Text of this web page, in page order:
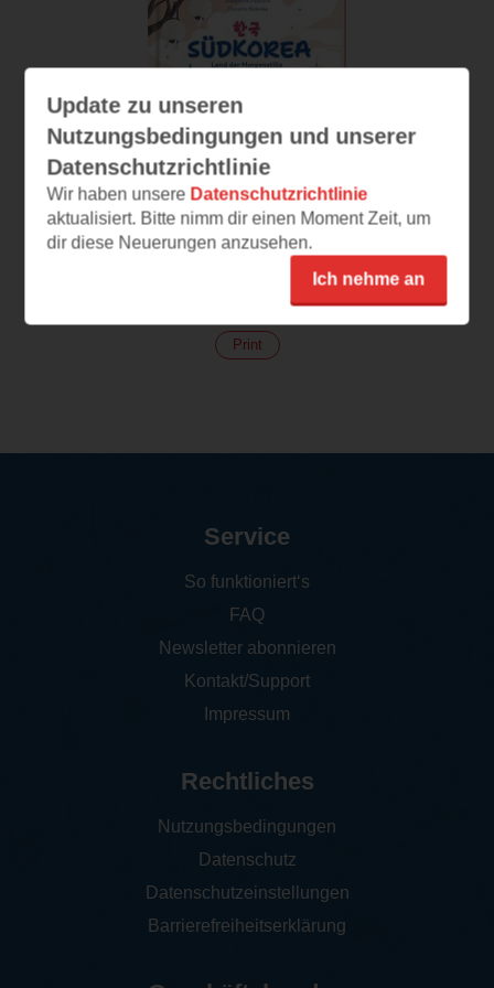
(215)
Print
Update zu unseren
Nutzungsbedingungen und unserer
Datenschutzrichtlinie
Wir haben unsere Datenschutzrichtlinie
aktualisiert. Bitte nimm dir einen Moment Zeit, um
dir diese Neuerungen anzusehen.
Ich nehme an
Service
So funktioniert‘s
FAQ
Newsletter abonnieren
Kontakt/Support
Impressum
Rechtliches
Nutzungsbedingungen
Datenschutz
Datenschutzeinstellungen
Barrierefreiheitserklärung